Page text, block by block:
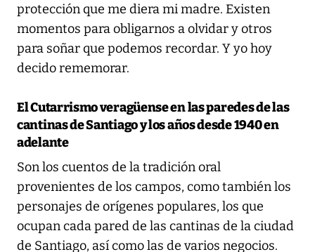
protección que me diera mi madre. Existen
momentos para obligarnos a olvidar y otros
para soñar que podemos recordar. Y yo hoy
decido rememorar.
El Cutarrismo veragüense en las paredes de las
cantinas de Santiago y los años desde 1940 en
adelante
Son los cuentos de la tradición oral
provenientes de los campos, como también los
personajes de orígenes populares, los que
ocupan cada pared de las cantinas de la ciudad
de Santiago, así como las de varios negocios.